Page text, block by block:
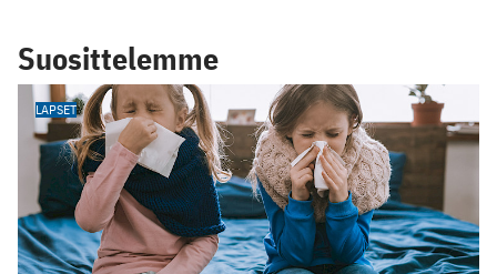
Suosittelemme
LAPSET